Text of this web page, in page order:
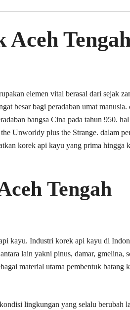
elemen vital berasal dari sejak
besar bagi peradaban umat manusia.
bangsa Cina pada tahun 950.
Unworldy plus the Strange. dalam
korek api kayu yang prima hingga
Tengah
kayu. Industri korek api kayu di
lain yakni pinus, damar, gmelina,
material utama pembentuk batang
lingkungan yang selalu berubah